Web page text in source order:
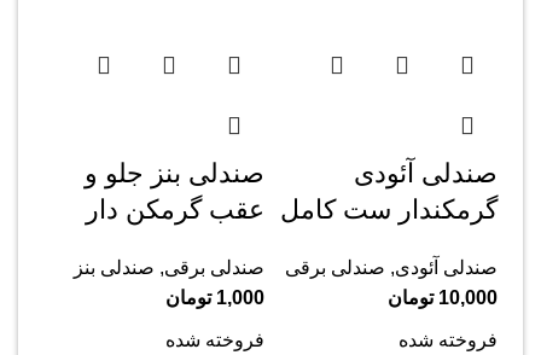
صندلی آئودی
گرمکندار ست کامل
صندلی آئودی, صندلی برقی
10,000 تومان
صندلی بنز جلو و
عقب گرمکن دار
صندلی برقی, صندلی بنز
1,000 تومان
فروخته شده فروخته شده